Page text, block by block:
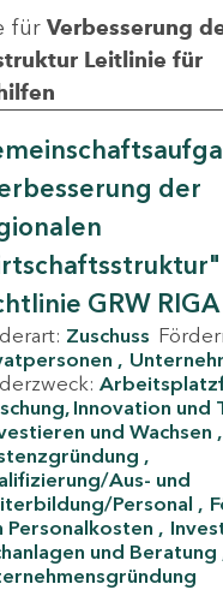
für Verbesserung
Leitlinie für
der
GRW RIGA
Zuschuss
Innovation und
und Wachsen
Aus- und
Personal
Personalkosten
und Beratung